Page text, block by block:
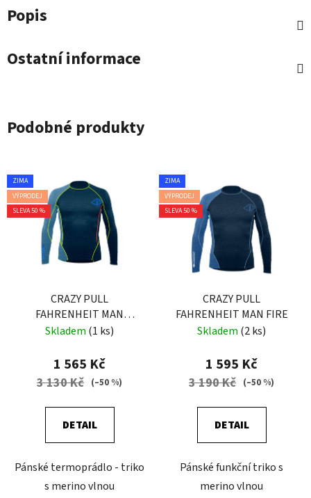
Popis
Ostatní informace
Podobné produkty
ZIMA
VÝPRODEJ
SLEVA 50 %
CRAZY PULL
FAHRENHEIT MAN
ENERGY
Skladem (1 ks)
1 565 Kč
3 130 Kč (–50 %)
DETAIL
Pánské termoprádlo - triko
s merino vlnou
ZIMA
VÝPRODEJ
SLEVA 50 %
CRAZY PULL
FAHRENHEIT MAN FIRE
Skladem (2 ks)
1 595 Kč
3 190 Kč (–50 %)
DETAIL
Pánské funkční triko s
merino vlnou